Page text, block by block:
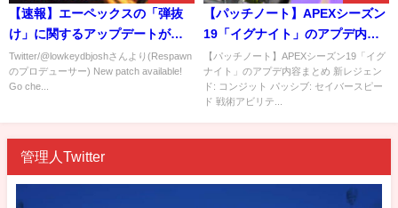
【速報】エーペックスの「弾抜
け」に関するアップデートが全
プラットフォームで適応された
ぞ！！弾抜け問題解決きたああ
Twitter/@lowkeydbjoshさんより(Respawn
のプロデューサー) New patch available!
Go che...
【パッチノート】APEXシーズン
19「イグナイト」のアプデ内容
まとめ
【パッチノート】APEXシーズン19「イグ
ナイト」のアプデ内容まとめ 新レジェン
ド: コンジット パッシブ: セイバースピー
ド 戦術アビリテ...
管理人Twitter